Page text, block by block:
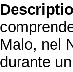
Malo, nel
durante